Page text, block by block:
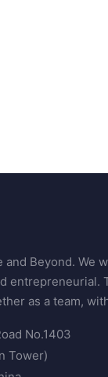
and Beyond. We
entrepreneurial.
as a team,
No.1403
Tower)